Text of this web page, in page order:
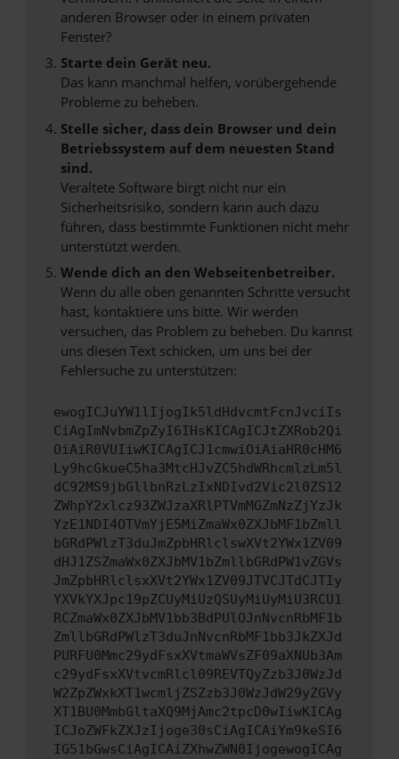
anderen Browser oder in einem privaten
Fenster?
Starte dein Gerät neu.
Das kann manchmal helfen, vorübergehende
Probleme zu beheben.
Stelle sicher, dass dein Browser und dein
Betriebssystem auf dem neuesten Stand
sind.
Veraltete Software birgt nicht nur ein
Sicherheitsrisiko, sondern kann auch dazu
führen, dass bestimmte Funktionen nicht mehr
unterstützt werden.
Wende dich an den Webseitenbetreiber.
Wenn du alle oben genannten Schritte versucht
hast, kontaktiere uns bitte. Wir werden
versuchen, das Problem zu beheben. Du kannst
uns diesen Text schicken, um uns bei der
Fehlersuche zu unterstützen:
ewogICJuYW1lIjogIk5ldHdvcmtFcnJvciIs
CiAgImNvbmZpZyI6IHsKICAgICJtZXRob2Qi
OiAiR0VUIiwKICAgICJ1cmwiOiAiaHR0cHM6
Ly9hcGkueC5ha3MtcHJvZC5hdWRhcmlzLm5l
dC92MS9jbGllbnRzLzIxNDIvd2Vic2l0ZS12
ZWhpY2xlcz93ZWJzaXRlPTVmMGZmNzZjYzJk
YzE1NDI4OTVmYjE5MiZmaWx0ZXJbMF1bZmll
bGRdPWlzT3duJmZpbHRlclswXVt2YWx1ZV09
dHJ1ZSZmaWx0ZXJbMV1bZmllbGRdPW1vZGVs
JmZpbHRlclsxXVt2YWx1ZV09JTVCJTdCJTIy
YXVkYXJpc19pZCUyMiUzQSUyMiUyMiU3RCU1
RCZmaWx0ZXJbMV1bb3BdPUlOJnNvcnRbMF1b
ZmllbGRdPWlzT3duJnNvcnRbMF1bb3JkZXJd
PURFU0Mmc29ydFsxXVtmaWVsZF09aXNUb3Am
c29ydFsxXVtvcmRlcl09REVTQyZzb3J0WzJd
W2ZpZWxkXT1wcmljZSZzb3J0WzJdW29yZGVy
XT1BU0MmbGltaXQ9MjAmc2tpcD0wIiwKICAg
ICJoZWFkZXJzIjoge30sCiAgICAiYm9keSI6
IG51bGwsCiAgICAiZXhwZWN0IjogewogICAg